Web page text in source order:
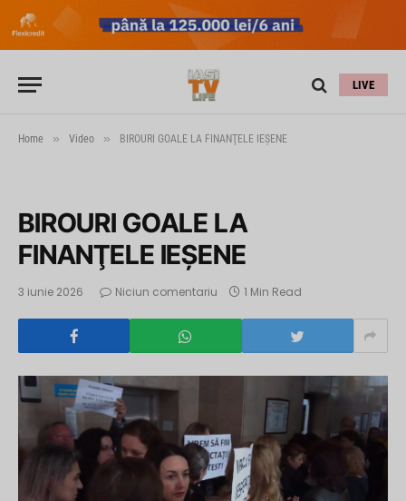
LIVE
Home » Video » BIROURI GOALE LA FINANŢELE IEŞENE
BIROURI GOALE LA
FINANŢELE IEŞENE
3 iunie 2026 Niciun comentariu 1 Min Read